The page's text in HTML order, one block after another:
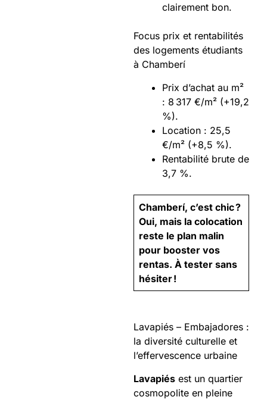
clairement bon.
Focus prix et rentabilités
des logements étudiants
à Chamberí
Prix d’achat au m²
: 8 317 €/m² (+19,2
%).
Location : 25,5
€/m² (+8,5 %).
Rentabilité brute de
3,7 %.
Chamberí, c’est chic ?
Oui, mais la colocation
reste le plan malin
pour booster vos
rentas. À tester sans
hésiter !
Lavapiés – Embajadores :
la diversité culturelle et
l’effervescence urbaine
Lavapiés est un quartier
cosmopolite en pleine